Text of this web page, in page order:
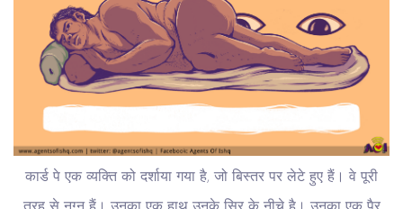
कार्ड पे एक व्यक्ति को दर्शाया गया है, जो बिस्तर पर लेटे हुए हैं। वे पूरी